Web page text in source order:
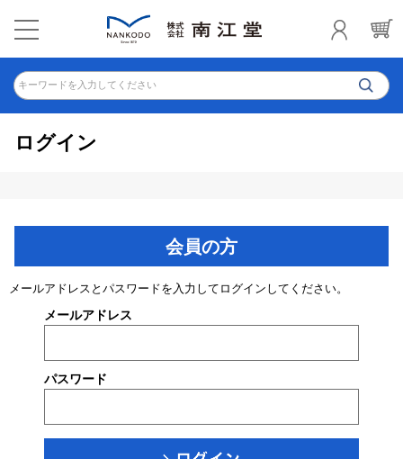
キーワードを入力してください
ログイン
会員の方
メールアドレスとパスワードを入力してログインしてください。
メールアドレス
パスワード